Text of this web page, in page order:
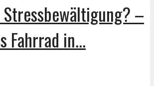
–
Fahrrad in...